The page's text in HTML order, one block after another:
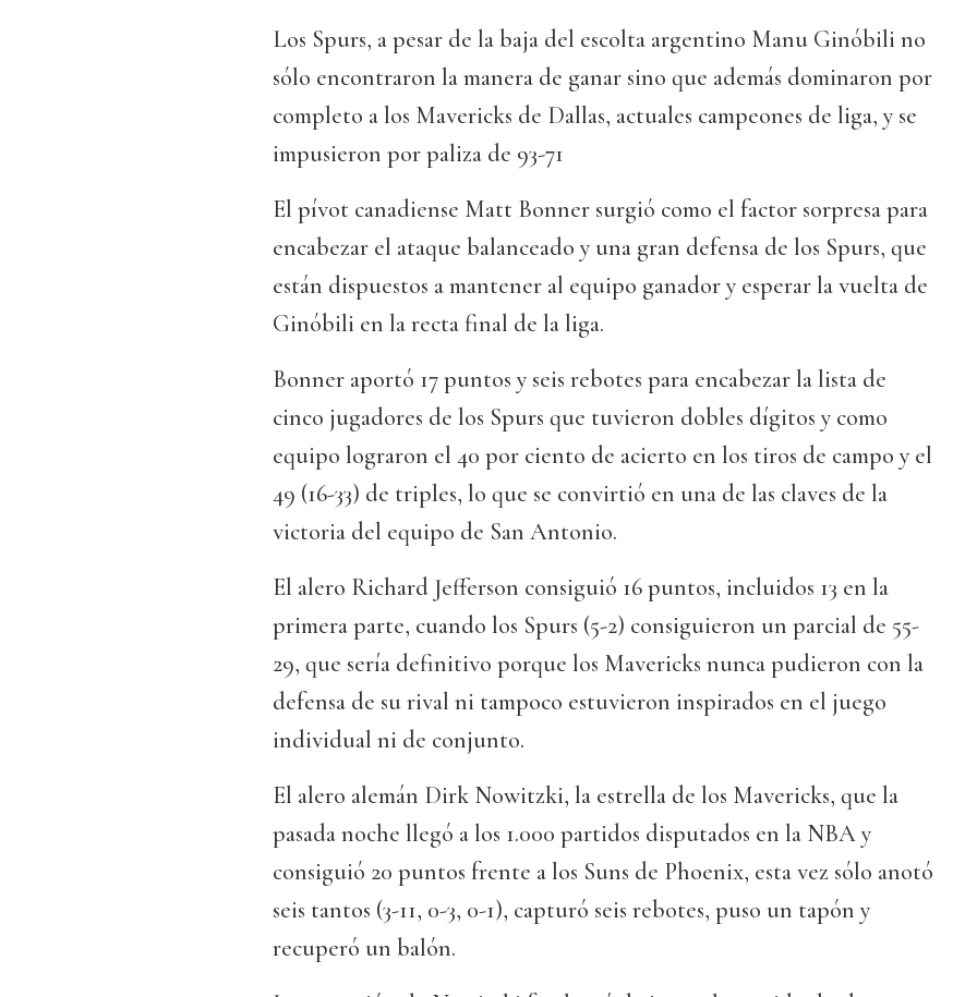
Los Spurs, a pesar de la baja del escolta argentino Manu Ginóbili no
sólo encontraron la manera de ganar sino que además dominaron por
completo a los Mavericks de Dallas, actuales campeones de liga, y se
impusieron por paliza de 93-71
El pívot canadiense Matt Bonner surgió como el factor sorpresa para
encabezar el ataque balanceado y una gran defensa de los Spurs, que
están dispuestos a mantener al equipo ganador y esperar la vuelta de
Ginóbili en la recta final de la liga.
Bonner aportó 17 puntos y seis rebotes para encabezar la lista de
cinco jugadores de los Spurs que tuvieron dobles dígitos y como
equipo lograron el 40 por ciento de acierto en los tiros de campo y el
49 (16-33) de triples, lo que se convirtió en una de las claves de la
victoria del equipo de San Antonio.
El alero Richard Jefferson consiguió 16 puntos, incluidos 13 en la
primera parte, cuando los Spurs (5-2) consiguieron un parcial de 55-
29, que sería definitivo porque los Mavericks nunca pudieron con la
defensa de su rival ni tampoco estuvieron inspirados en el juego
individual ni de conjunto.
El alero alemán Dirk Nowitzki, la estrella de los Mavericks, que la
pasada noche llegó a los 1.000 partidos disputados en la NBA y
consiguió 20 puntos frente a los Suns de Phoenix, esta vez sólo anotó
seis tantos (3-11, 0-3, 0-1), capturó seis rebotes, puso un tapón y
recuperó un balón.